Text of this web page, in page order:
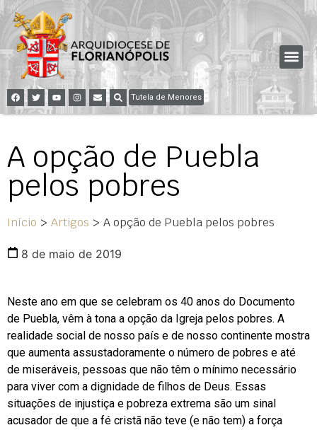
Tutela de Menores
A opção de Puebla
pelos pobres
Início > Artigos > A opção de Puebla pelos pobres
8 de maio de 2019
Neste ano em que se celebram os 40 anos do Documento
de Puebla, vêm à tona a opção da Igreja pelos pobres. A
realidade social de nosso país e de nosso continente mostra
que aumenta assustadoramente o número de pobres e até
de miseráveis, pessoas que não têm o mínimo necessário
para viver com a dignidade de filhos de Deus. Essas
situações de injustiça e pobreza extrema são um sinal
acusador de que a fé cristã não teve (e não tem) a força